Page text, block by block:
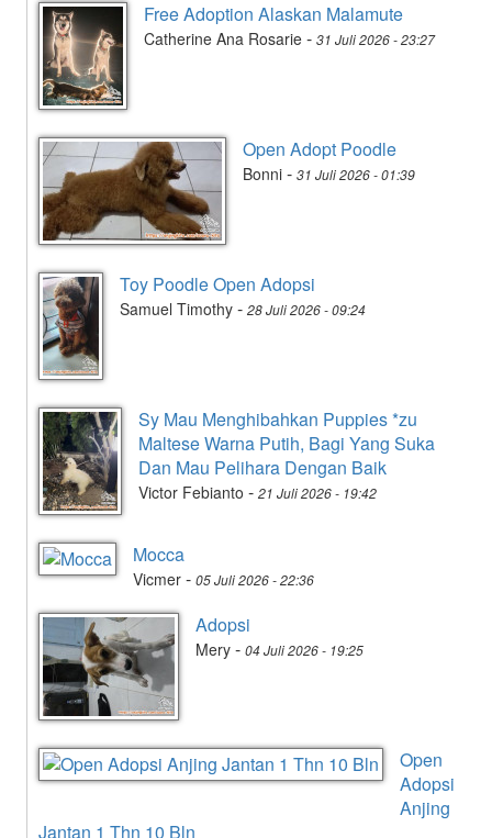
Free Adoption Alaskan Malamute
Catherine Ana Rosarie - 31 Juli 2026 - 23:27
Open Adopt Poodle
Bonni - 31 Juli 2026 - 01:39
Toy Poodle Open Adopsi
Samuel Timothy - 28 Juli 2026 - 09:24
Sy Mau Menghibahkan Puppies *zu
Maltese Warna Putih, Bagi Yang Suka
Dan Mau Pelihara Dengan Baik
Victor Febianto - 21 Juli 2026 - 19:42
Mocca
Vicmer - 05 Juli 2026 - 22:36
Adopsi
Mery - 04 Juli 2026 - 19:25
Open
Adopsi
Anjing
Jantan 1 Thn 10 Bln